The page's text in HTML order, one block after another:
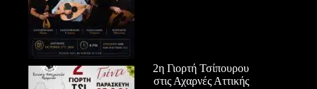
2η Γιορτή Τσίπουρου
στις Αχαρνές Αττικής